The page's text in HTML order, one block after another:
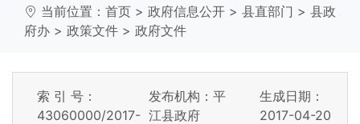
当前位置： 首页 > 政府信息公开 > 县直部门 > 县政
府办 > 政策文件 > 政府文件
索 引 号：
43060000/2017-
发布机构：平
江县政府
生成日期：
2017-04-20